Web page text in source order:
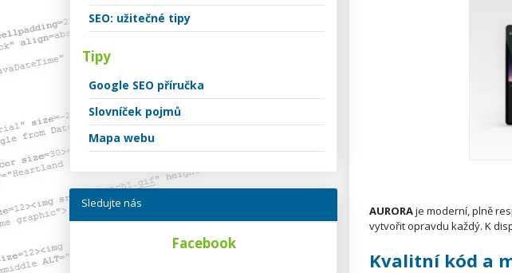
AURORAje moderní, plně
vytvořit opravdu každý. K
Kvalitní kód a
SEO: užitečné tipy
Tipy
Google SEO příručka
Slovníček pojmů
Mapa webu
Sledujte nás
Facebook